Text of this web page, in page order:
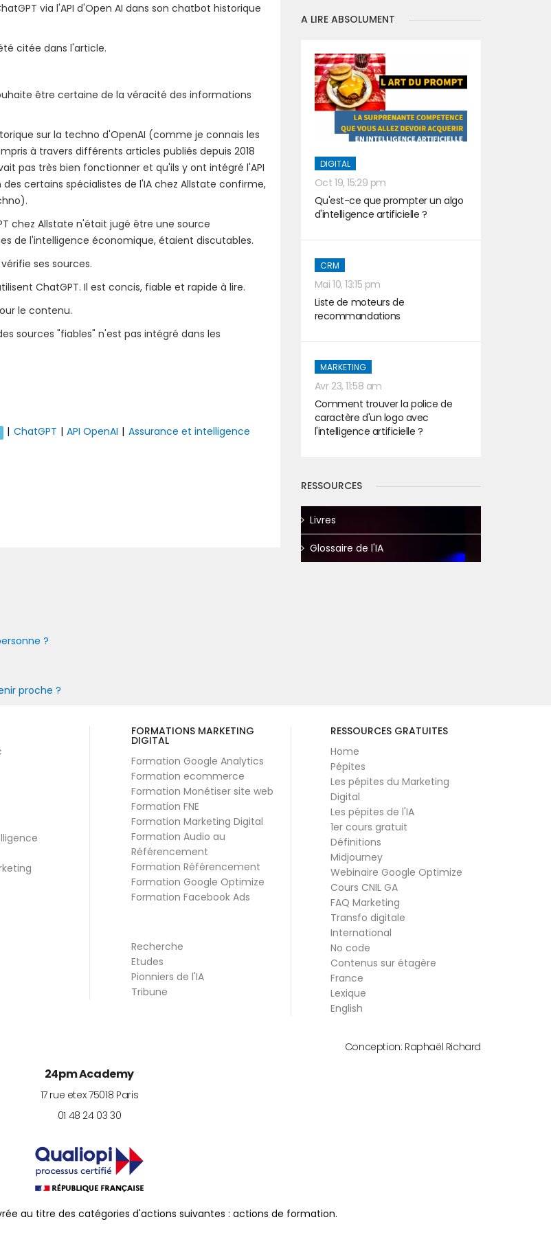
via l'API d'Open AI dans son chatbot historique
citée dans l'article.
être certaine de la véracité des informations
sur la techno d'OpenAI (comme je connais les
à travers différents articles publiés depuis 2018
pas très bien fonctionner et qu'ils y ont intégré l'API
certains spécialistes de l'IA chez Allstate confirme,
chez Allstate n'était jugé être une source
de l'intelligence économique, étaient discutables.
ses sources.
ChatGPT. Il est concis, fiable et rapide à lire.
le contenu.
sources "fiables" n'est pas intégré dans les
| ChatGPT | API OpenAI | Assurance et intelligence
A LIRE ABSOLUMENT
DIGITAL
Oct 19, 15:29 pm
Qu'est-ce que prompter un algo
d'intelligence artificielle ?
CRM
Mai 10, 13:15 pm
Liste de moteurs de
recommandations
MARKETING
Avr 23, 11:58 am
Comment trouver la police de
caractère d'un logo avec
l'intelligence artificielle ?
RESSOURCES
Livres
Glossaire de l'IA
?
proche ?
FORMATIONS MARKETING
DIGITAL
Formation Google Analytics
Formation ecommerce
Formation Monétiser site web
Formation FNE
Formation Marketing Digital
Formation Audio au
Référencement
Formation Référencement
Formation Google Optimize
Formation Facebook Ads
Recherche
Etudes
Pionniers de l'IA
Tribune
RESSOURCES GRATUITES
Home
Pépites
Les pépites du Marketing
Digital
Les pépites de l'IA
1er cours gratuit
Définitions
Midjourney
Webinaire Google Optimize
Cours CNIL GA
FAQ Marketing
Transfo digitale
International
No code
Contenus sur étagère
France
Lexique
English
Conception: Raphaël Richard
24pm Academy
17 rue etex 75018 Paris
01 48 24 03 30
au titre des catégories d'actions suivantes : actions de formation.